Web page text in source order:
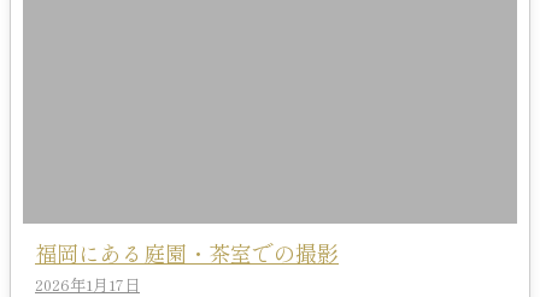
福岡にある庭園・茶室での撮影
2026年1月17日